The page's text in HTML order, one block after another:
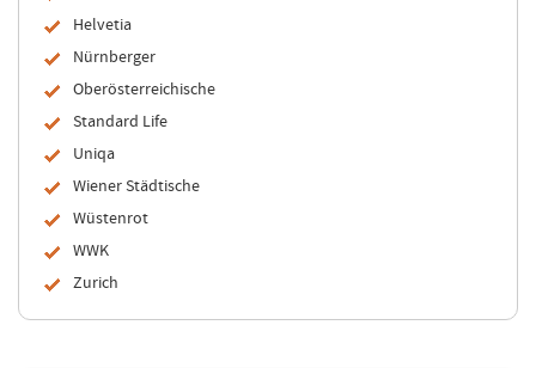
Helvetia
Nürnberger
Oberösterreichische
Standard Life
Uniqa
Wiener Städtische
Wüstenrot
WWK
Zurich